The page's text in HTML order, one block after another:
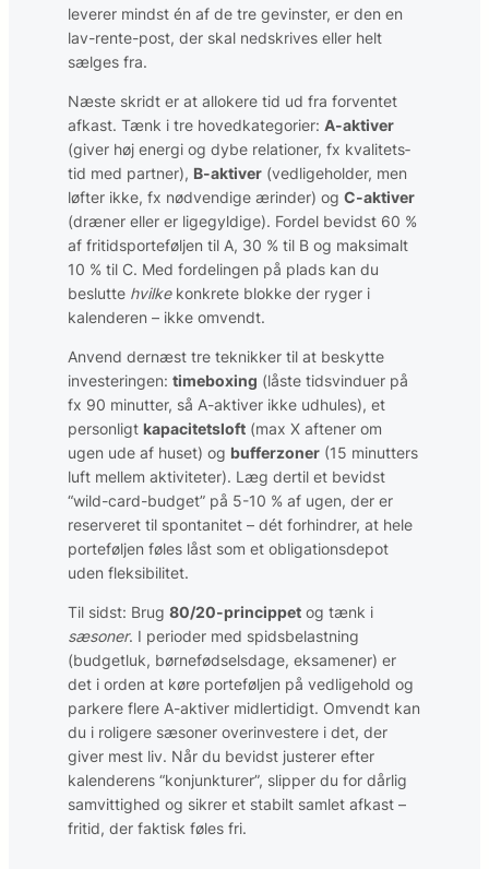
leverer mindst én af de tre gevinster, er den en
lav-rente-post, der skal nedskrives eller helt
sælges fra.
Næste skridt er at allokere tid ud fra forventet
afkast. Tænk i tre hovedkategorier: A-aktiver
(giver høj energi og dybe relationer, fx kvalitets­
tid med partner), B-aktiver (vedligeholder, men
løfter ikke, fx nødvendige ærinder) og C-aktiver
(dræner eller er ligegyldige). Fordel bevidst 60 %
af fritids­porteføljen til A, 30 % til B og maksimalt
10 % til C. Med fordelingen på plads kan du
beslutte hvilkekonkrete blokke der ryger i
kalenderen – ikke omvendt.
Anvend dernæst tre teknikker til at beskytte
investeringen: timeboxing (låste tids­vinduer på
fx 90 minutter, så A-aktiver ikke udhules), et
personligt kapacitetsloft (max X aftener om
ugen ude af huset) og bufferzoner (15 minutters
luft mellem aktiviteter). Læg dertil et bevidst
“wild-card-budget” på 5-10 % af ugen, der er
reserveret til spontanitet – dét forhindrer, at hele
porteføljen føles låst som et obligationsdepot
uden fleksibilitet.
Til sidst: Brug 80/20-princippet og tænk i
sæsoner. I perioder med spidsbelastning
(budget­luk, børne­fødselsdage, eksamener) er
det i orden at køre porteføljen på vedligehold og
parkere flere A-aktiver midlertidigt. Omvendt kan
du i roligere sæsoner overinvestere i det, der
giver mest liv. Når du bevidst justerer efter
kalenderens “konjunkturer”, slipper du for dårlig
samvittighed og sikrer et stabilt samlet afkast –
fritid, der faktisk føles fri.